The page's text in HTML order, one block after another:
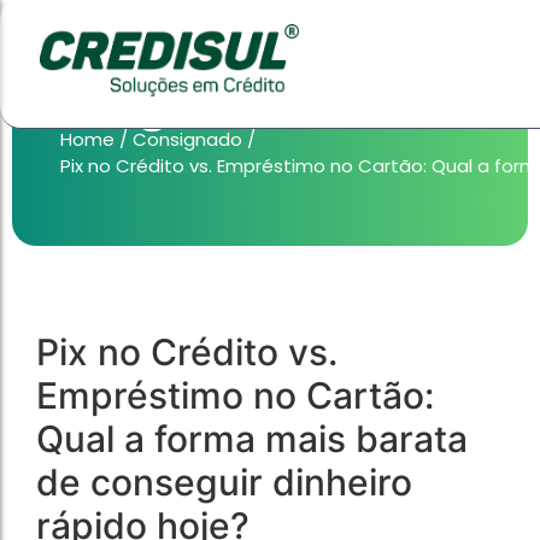
HOME EQUITY
Produtos
Consignado
taxas muito menores do que o cartão de crédito,
pessoal.
Empréstimo CLT
HOME EQUITY
Produtos
Consignado
taxas muito menores do que o cartão de crédito,
pessoal.
Empréstimo CLT
Blog
Home / Consignado /
Pix no Crédito vs. Empréstimo no Cartão: Qual a
Pix no Crédito vs.
Empréstimo no Cartão:
Qual a forma mais barata
de conseguir dinheiro
rápido hoje?